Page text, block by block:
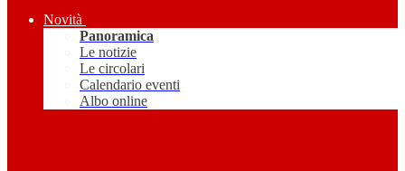
Novità
Panoramica
Le notizie
Le circolari
Calendario eventi
Albo online